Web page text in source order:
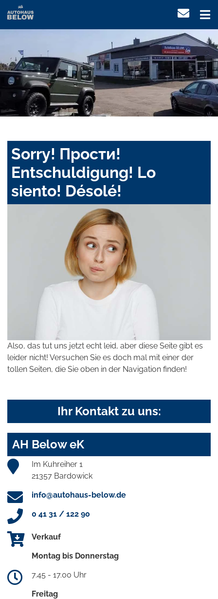
Sorry! Прости!
Entschuldigung! Lo
siento! Désolé!
Also, das tut uns jetzt echt leid, aber diese Seite gibt es
leider nicht! Versuchen Sie es doch mal mit einer der
tollen Seiten, die Sie oben in der Navigation finden!
Ihr Kontakt zu uns:
AH Below eK
Im Kuhreiher 1
21357 Bardowick
info@autohaus-below.de
0 41 31 / 122 90
Verkauf
Montag bis Donnerstag
7.45 - 17.00 Uhr
Freitag